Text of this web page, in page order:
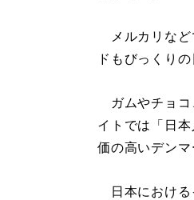
メルカリなど
ドもびっくり
ガムやチョコ
イトでは「日
価の高いデンマ
日本における